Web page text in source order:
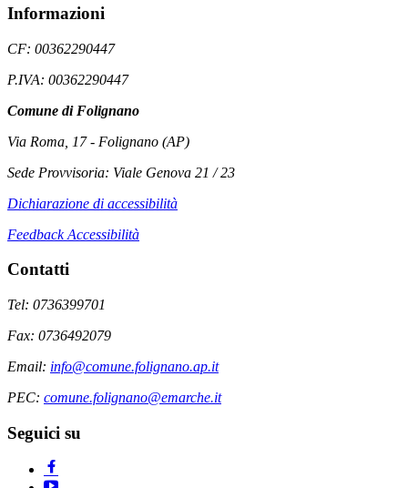
Informazioni
CF: 00362290447
P.IVA: 00362290447
Comune di Folignano
Via Roma, 17 - Folignano (AP)
Sede Provvisoria: Viale Genova 21 / 23
Dichiarazione di accessibilità
Feedback Accessibilità
Contatti
Tel: 0736399701
Fax: 0736492079
Email: info@comune.folignano.ap.it
PEC: comune.folignano@emarche.it
Seguici su